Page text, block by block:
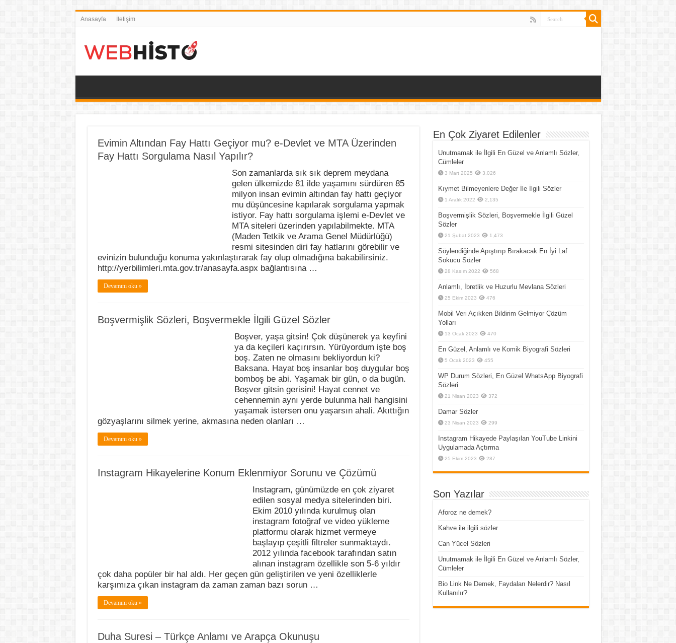
Anasayfa İletişim
Evimin Altından Fay Hattı Geçiyor mu? e-Devlet ve MTA Üzerinden
Fay Hattı Sorgulama Nasıl Yapılır?
Son zamanlarda sık sık deprem meydana
gelen ülkemizde 81 ilde yaşamını sürdüren 85
milyon insan evimin altından fay hattı geçiyor
mu düşüncesine kapılarak sorgulama yapmak
istiyor. Fay hattı sorgulama işlemi e-Devlet ve
MTA siteleri üzerinden yapılabilmekte. MTA
(Maden Tetkik ve Arama Genel Müdürlüğü)
resmi sitesinden diri fay hatlarını görebilir ve
evinizin bulunduğu konuma yakınlaştırarak fay olup olmadığına bakabilirsiniz.
http://yerbilimleri.mta.gov.tr/anasayfa.aspx bağlantısına …
Devamını oku »
Boşvermişlik Sözleri, Boşvermekle İlgili Güzel Sözler
Boşver, yaşa gitsin! Çok düşünerek ya keyfini
ya da keçileri kaçırırsın. Yürüyordum işte boş
boş. Zaten ne olmasını bekliyordun ki?
Baksana. Hayat boş insanlar boş duygular boş
bomboş be abi. Yaşamak bir gün, o da bugün.
Boşver gitsin gerisini! Hayat cennet ve
cehennemin aynı yerde bulunma hali hangisini
yaşamak istersen onu yaşarsın ahali. Akıttığın
gözyaşlarını silmek yerine, akmasına neden olanları …
Devamını oku »
Instagram Hikayelerine Konum Eklenmiyor Sorunu ve Çözümü
Instagram, günümüzde en çok ziyaret
edilen sosyal medya sitelerinden biri.
Ekim 2010 yılında kurulmuş olan
instagram fotoğraf ve video yükleme
platformu olarak hizmet vermeye
başlayıp çeşitli filtreler sunmaktaydı.
2012 yılında facebook tarafından satın
alınan instagram özellikle son 5-6 yıldır
çok daha popüler bir hal aldı. Her geçen gün geliştirilen ve yeni özelliklerle
karşımıza çıkan instagram da zaman zaman bazı sorun …
Devamını oku »
Duha Suresi – Türkçe Anlamı ve Arapça Okunuşu
En Çok Ziyaret Edilenler
Unutmamak ile İlgili En Güzel ve Anlamlı Sözler,
Cümleler
3 Mart 2025 3,026
Kıymet Bilmeyenlere Değer İle İlgili Sözler
1 Aralık 2022 2,135
Boşvermişlik Sözleri, Boşvermekle İlgili Güzel
Sözler
21 Şubat 2023 1,473
Söylendiğinde Apıştırıp Bırakacak En İyi Laf
Sokucu Sözler
28 Kasım 2022 568
Anlamlı, İbretlik ve Huzurlu Mevlana Sözleri
25 Ekim 2023 476
Mobil Veri Açıkken Bildirim Gelmiyor Çözüm
Yolları
13 Ocak 2023 470
En Güzel, Anlamlı ve Komik Biyografi Sözleri
5 Ocak 2023 455
WP Durum Sözleri, En Güzel WhatsApp Biyografi
Sözleri
21 Nisan 2023 372
Damar Sözler
23 Nisan 2023 299
Instagram Hikayede Paylaşılan YouTube Linkini
Uygulamada Açtırma
25 Ekim 2023 287
Son Yazılar
Aforoz ne demek?
Kahve ile ilgili sözler
Can Yücel Sözleri
Unutmamak ile İlgili En Güzel ve Anlamlı Sözler,
Cümleler
Bio Link Ne Demek, Faydaları Nelerdir? Nasıl
Kullanılır?